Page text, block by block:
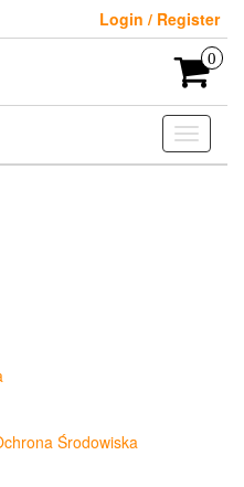
Login / Register
0
Toggle
Środowiska